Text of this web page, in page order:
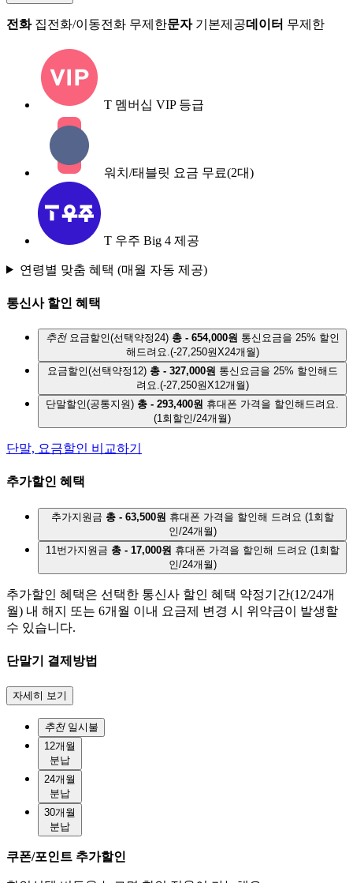
전화 집전화/이동전화 무제한문자 기본제공데이터 무제한
T 멤버십 VIP 등급
워치/태블릿 요금 무료(2대)
T 우주 Big 4 제공
연령별 맞춤 혜택 (매월 자동 제공)
통신사 할인 혜택
추천 요금할인(선택약정24) 총 - 654,000원 통신요금을 25% 할인
해드려요.(-27,250원X24개월)
요금할인(선택약정12) 총 - 327,000원 통신요금을 25% 할인해드
려요.(-27,250원X12개월)
단말할인(공통지원) 총 - 293,400원 휴대폰 가격을 할인해드려요.
(1회할인/24개월)
단말, 요금할인 비교하기
추가할인 혜택
추가지원금 총 - 63,500원 휴대폰 가격을 할인해 드려요 (1회할
인/24개월)
11번가지원금 총 - 17,000원 휴대폰 가격을 할인해 드려요 (1회할
인/24개월)
추가할인 혜택은 선택한 통신사 할인 혜택 약정기간(12/24개
월) 내 해지 또는 6개월 이내 요금제 변경 시 위약금이 발생할
수 있습니다.
단말기 결제방법
자세히 보기
추천 일시불
12개월
분납
24개월
분납
30개월
분납
쿠폰/포인트 추가할인